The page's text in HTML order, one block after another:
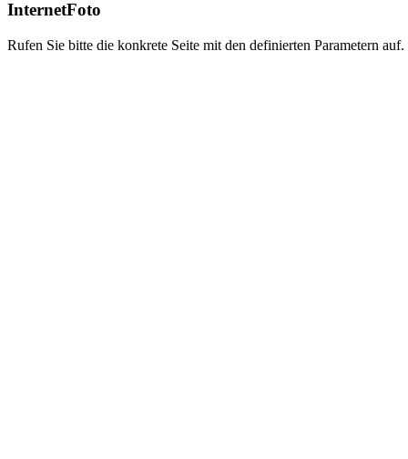
InternetFoto
Rufen Sie bitte die konkrete Seite mit den definierten Parametern auf.